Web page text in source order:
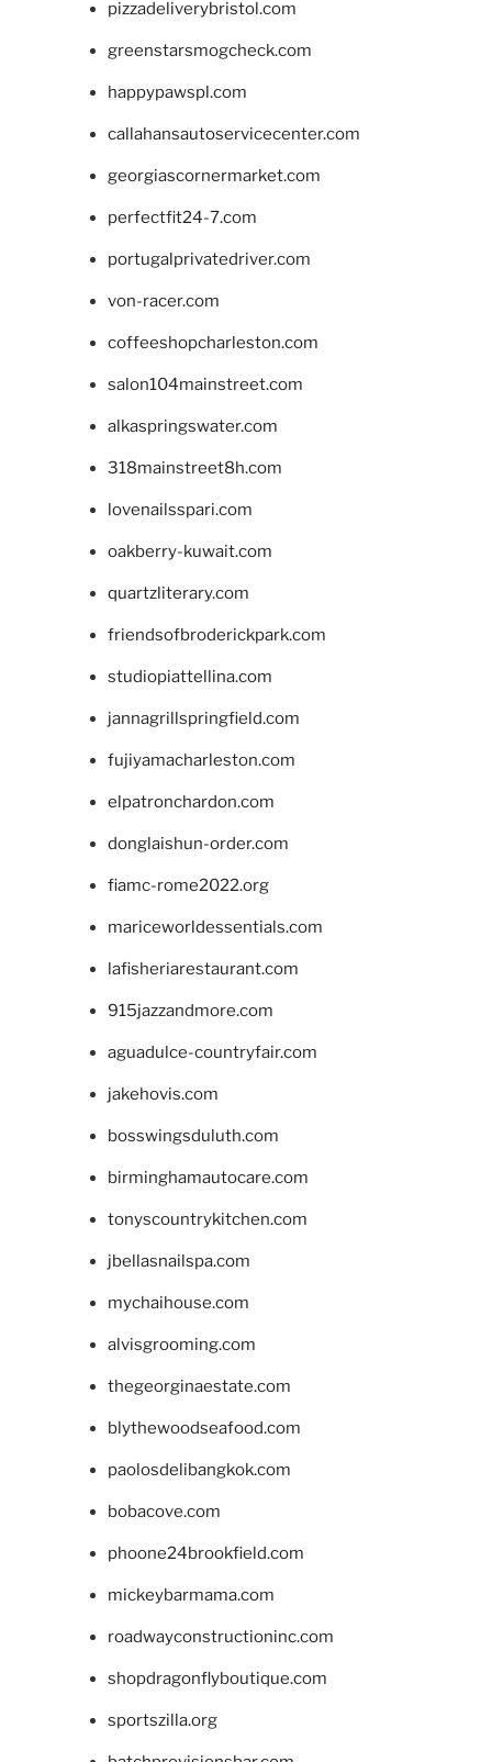
pizzadeliverybristol.com
greenstarsmogcheck.com
happypawspl.com
callahansautoservicecenter.com
georgiascornermarket.com
perfectfit24-7.com
portugalprivatedriver.com
von-racer.com
coffeeshopcharleston.com
salon104mainstreet.com
alkaspringswater.com
318mainstreet8h.com
lovenailsspari.com
oakberry-kuwait.com
quartzliterary.com
friendsofbroderickpark.com
studiopiattellina.com
jannagrillspringfield.com
fujiyamacharleston.com
elpatronchardon.com
donglaishun-order.com
fiamc-rome2022.org
mariceworldessentials.com
lafisheriarestaurant.com
915jazzandmore.com
aguadulce-countryfair.com
jakehovis.com
bosswingsduluth.com
birminghamautocare.com
tonyscountrykitchen.com
jbellasnailspa.com
mychaihouse.com
alvisgrooming.com
thegeorginaestate.com
blythewoodseafood.com
paolosdelibangkok.com
bobacove.com
phoone24brookfield.com
mickeybarmama.com
roadwayconstructioninc.com
shopdragonflyboutique.com
sportszilla.org